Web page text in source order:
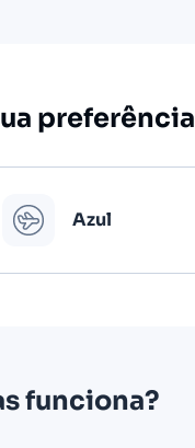
preferência
Azul
funciona?